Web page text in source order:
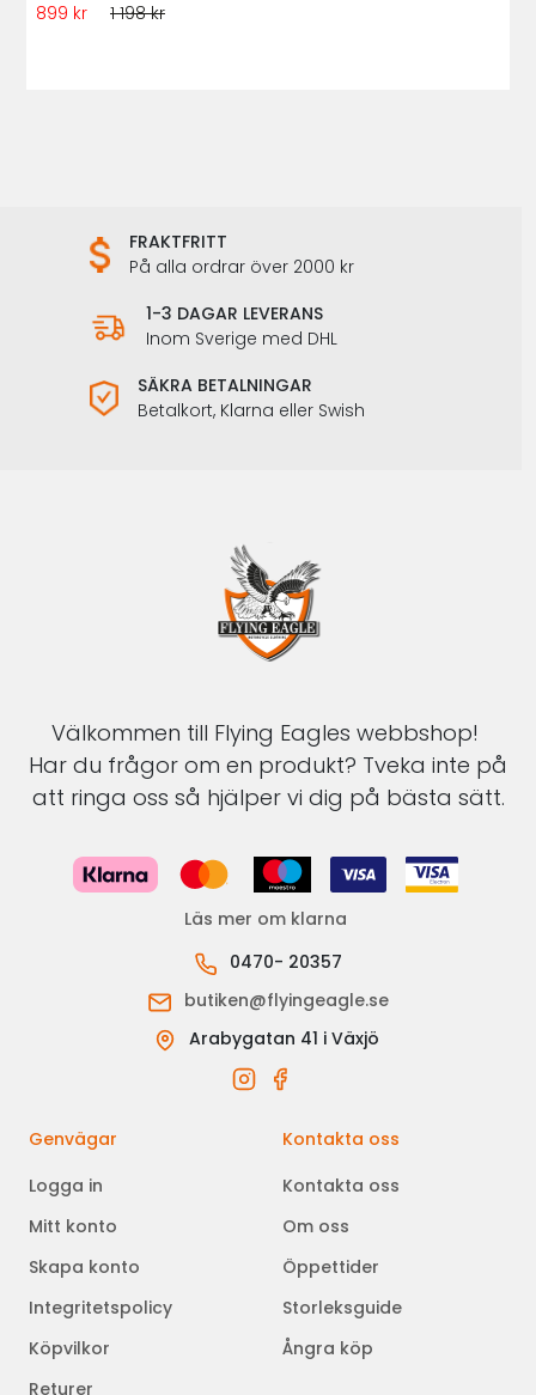
899 kr
1 198 kr
FRAKTFRITT
På alla ordrar över 2000 kr
1-3 DAGAR LEVERANS
Inom Sverige med DHL
SÄKRA BETALNINGAR
Betalkort, Klarna eller Swish
Välkommen till Flying Eagles webbshop!
Har du frågor om en produkt? Tveka inte på
att ringa oss så hjälper vi dig på bästa sätt.
Läs mer om klarna
0470- 20357
butiken@flyingeagle.se
Arabygatan 41 i Växjö
Genvägar
Logga in
Mitt konto
Skapa konto
Integritetspolicy
Köpvilkor
Returer
Kontakta oss
Kontakta oss
Om oss
Öppettider
Storleksguide
Ångra köp